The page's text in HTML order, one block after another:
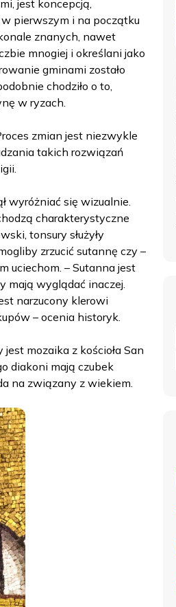
jest koncepcją,
pierwszym i na początku
znanych, nawet
mnogiej i określani jako
gminami zostało
chodziło o to,
w ryzach.
zmian jest niezwykle
takich rozwiązań
wyróżniać się wizualnie.
charakterystyczne
tonsury służyły
zrzucić sutannę czy –
uciechom. – Sutanna jest
mają wyglądać inaczej.
narzucony klerowi
– ocenia historyk.
mozaika z kościoła San
diakoni mają czubek
na związany z wiekiem.